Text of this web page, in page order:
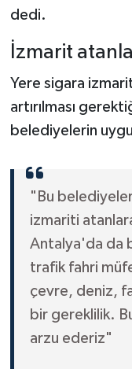
dedi.
İzmarit
Yere sigara
artırılması
belediyelerin
"Bu
izmariti
Antalya'da da
trafik fahri
çevre, deniz,
bir gereklilik.
arzu ederiz"